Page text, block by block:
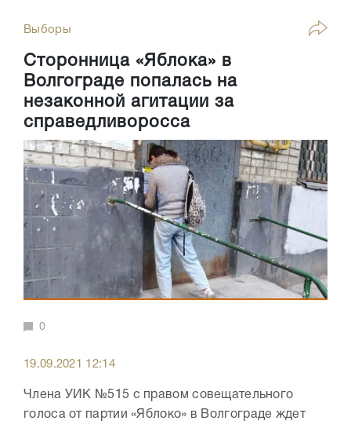
Выборы
Сторонница «Яблока» в
Волгограде попалась на
незаконной агитации за
справедливоросса
0
19.09.2021 12:14
Члена УИК №515 с правом совещательного
голоса от партии «Яблоко» в Волгограде ждет